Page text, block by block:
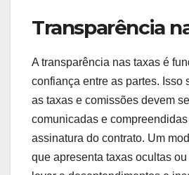
Quais são os
de seleção para
modelos de
Os critérios de seleção para
incluem a clareza nas taxas, a
contrato e a facilidade de
fatores ajudam a garantir que